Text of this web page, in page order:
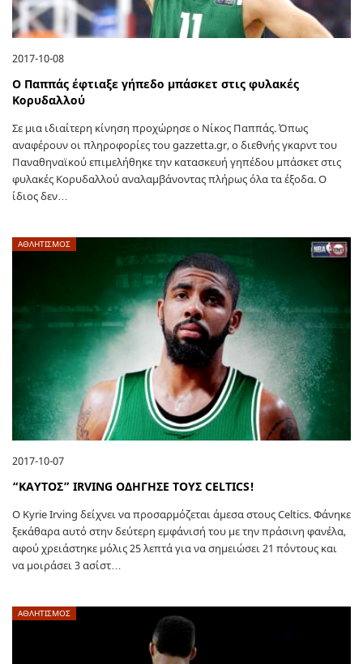
2017-10-08
Ο Παππάς έφτιαξε γήπεδο μπάσκετ στις φυλακές
Κορυδαλλού
Σε μια ιδιαίτερη κίνηση προχώρησε ο Νίκος Παππάς. Όπως
αναφέρουν οι πληροφορίες του gazzetta.gr, o διεθνής γκαρντ του
Παναθηναϊκού επιμελήθηκε την κατασκευή γηπέδου μπάσκετ στις
φυλακές Κορυδαλλού αναλαμβάνοντας πλήρως όλα τα έξοδα. Ο
ίδιος δεν…
ΑΘΛΗΤΙΣΜΟΣ
2017-10-07
“ΚΑΥΤΟΣ” IRVING ΟΔΗΓΗΣΕ ΤΟΥΣ CELTICS!
O Kyrie Irving δείχνει να προσαρμόζεται άμεσα στους Celtics. Φάνηκε
ξεκάθαρα αυτό στην δεύτερη εμφάνισή του με την πράσινη φανέλα,
αφού χρειάστηκε μόλις 25 λεπτά για να σημειώσει 21 πόντους και
να μοιράσει 3 ασίστ…
ΑΘΛΗΤΙΣΜΟΣ